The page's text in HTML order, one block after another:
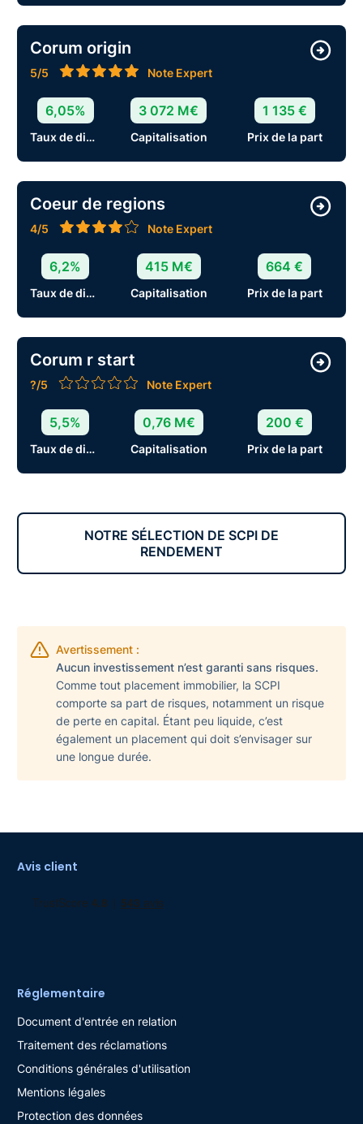
Corum origin
5/5 Note Expert
6,05%
Taux de distribution
3 072 M€
Capitalisation
1 135 €
Prix de la part
Coeur de regions
4/5 Note Expert
6,2%
Taux de distribution
415 M€
Capitalisation
664 €
Prix de la part
Corum r start
?/5 Note Expert
5,5%
Taux de distribution
0,76 M€
Capitalisation
200 €
Prix de la part
NOTRE SÉLECTION DE SCPI DE
RENDEMENT
Avertissement :
Aucun investissement n’est garanti sans risques.
Comme tout placement immobilier, la SCPI
comporte sa part de risques, notamment un risque
de perte en capital. Étant peu liquide, c’est
également un placement qui doit s’envisager sur
une longue durée.
Avis client
Réglementaire
Document d'entrée en relation
Traitement des réclamations
Conditions générales d'utilisation
Mentions légales
Protection des données